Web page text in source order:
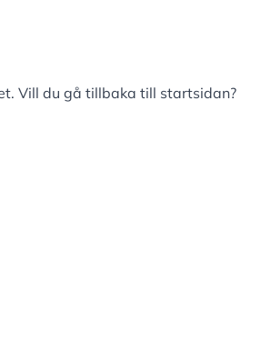
Vill du gå tillbaka till startsidan?